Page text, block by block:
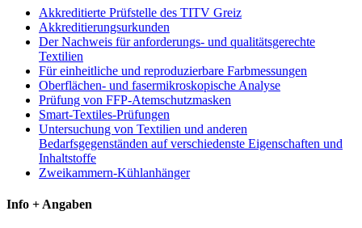
Akkreditierte Prüfstelle des TITV Greiz
Akkreditierungsurkunden
Der Nachweis für anforderungs- und qualitätsgerechte
Textilien
Für einheitliche und reproduzierbare Farbmessungen
Oberflächen- und fasermikroskopische Analyse
Prüfung von FFP-Atemschutzmasken
Smart-Textiles-Prüfungen
Untersuchung von Textilien und anderen
Bedarfsgegenständen auf verschiedenste Eigenschaften und
Inhaltstoffe
Zweikammern-Kühlanhänger
Info + Angaben